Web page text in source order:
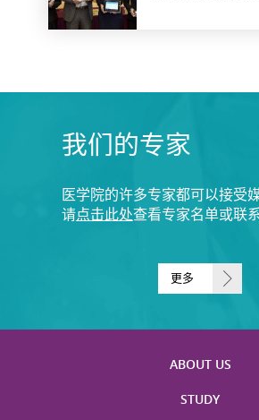
我们的专家
医学院的许多专家都可以接受
请点击此处查看专家名单或联系
更多
ABOUT US
STUDY